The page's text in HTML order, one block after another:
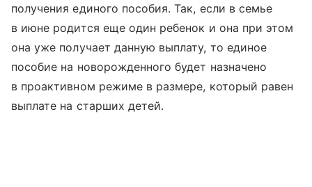
получения единого пособия. Так, если в семье
в июне родится еще один ребенок и она при этом
она уже получает данную выплату, то единое
пособие на новорожденного будет назначено
в проактивном режиме в размере, который равен
выплате на старших детей.